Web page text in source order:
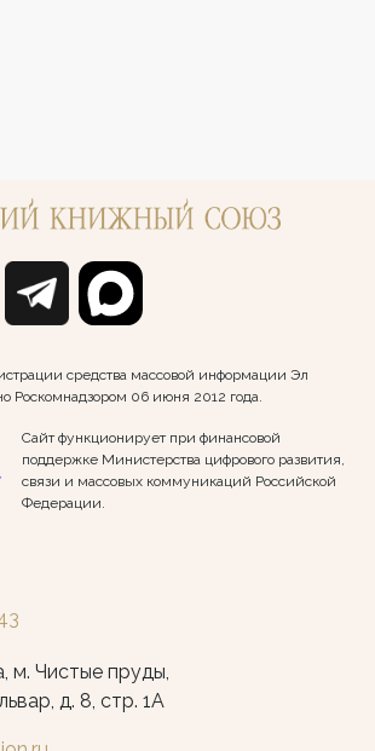
средства массовой информации Эл
Роскомнадзором 06 июня 2012 года.
Сайт функционирует при финансовой
поддержке Министерства цифрового развития,
связи и массовых коммуникаций Российской
Федерации.
м. Чистые пруды,
д. 8, стр. 1А